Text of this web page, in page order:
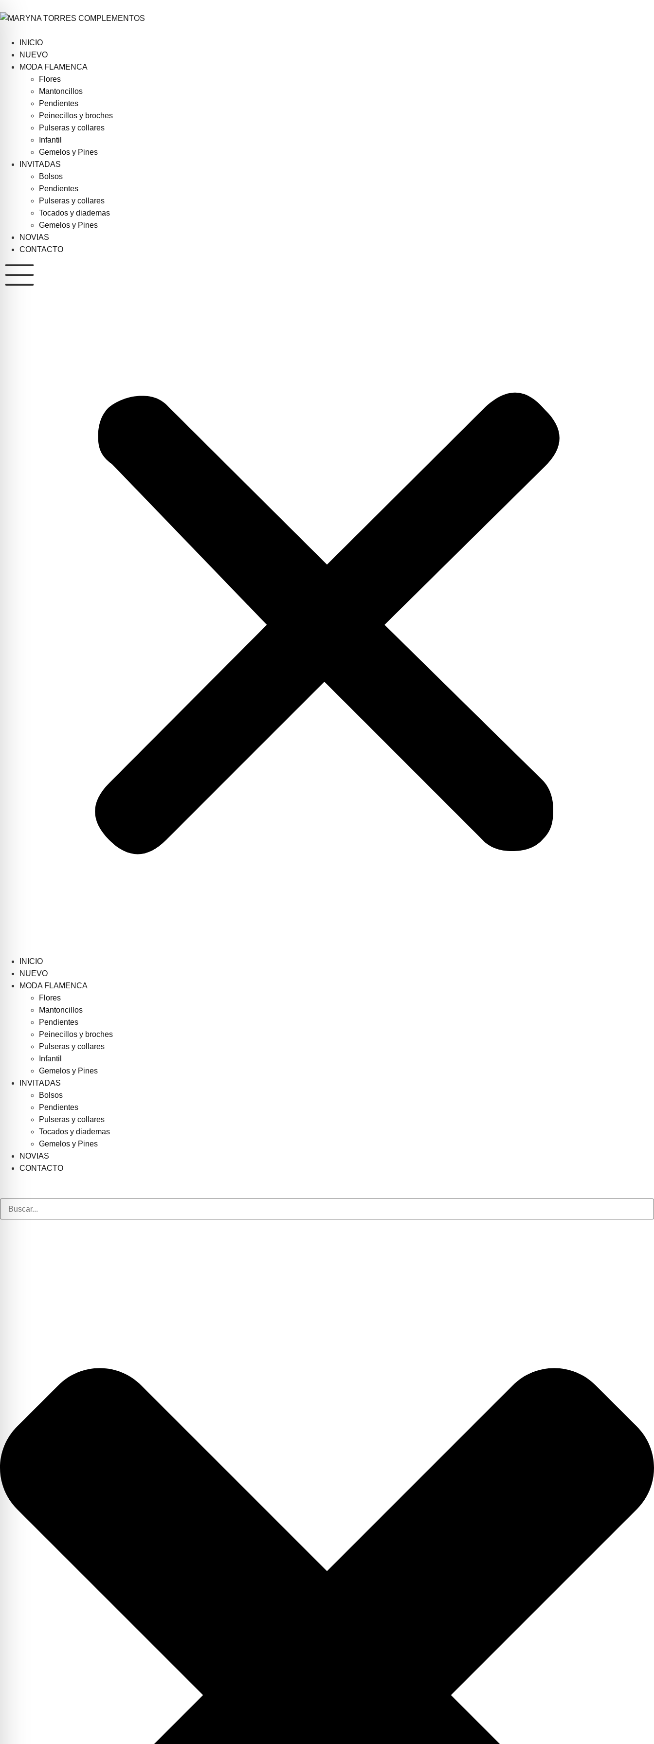
INICIO
NUEVO
MODA FLAMENCA
Flores
Mantoncillos
Pendientes
Peinecillos y broches
Pulseras y collares
Infantil
Gemelos y Pines
INVITADAS
Bolsos
Pendientes
Pulseras y collares
Tocados y diademas
Gemelos y Pines
NOVIAS
CONTACTO
INICIO
NUEVO
MODA FLAMENCA
Flores
Mantoncillos
Pendientes
Peinecillos y broches
Pulseras y collares
Infantil
Gemelos y Pines
INVITADAS
Bolsos
Pendientes
Pulseras y collares
Tocados y diademas
Gemelos y Pines
NOVIAS
CONTACTO